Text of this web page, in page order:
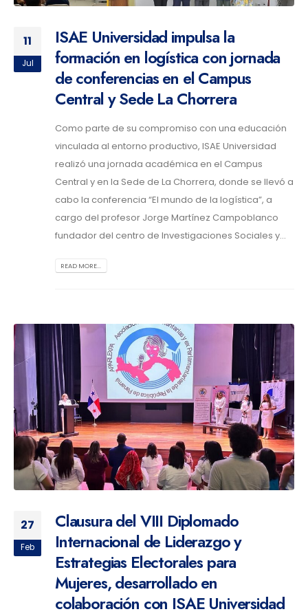
11
Jul
ISAE Universidad impulsa la
formación en logística con jornada
de conferencias en el Campus
Central y Sede La Chorrera
Como parte de su compromiso con una educación
vinculada al entorno productivo, ISAE Universidad
realizó una jornada académica en el Campus
Central y en la Sede de La Chorrera, donde se llevó a
cabo la conferencia “El mundo de la logística”, a
cargo del profesor Jorge Martínez Campoblanco
fundador del centro de Investigaciones Sociales y...
READ MORE...
27
Feb
Clausura del VIII Diplomado
Internacional de Liderazgo y
Estrategias Electorales para
Mujeres, desarrollado en
colaboración con ISAE Universidad